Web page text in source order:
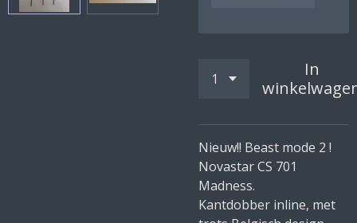
In
Nieuw!! Beast mode 2 !
Novastar CS 701
Madness.
Kantdobber inline, met